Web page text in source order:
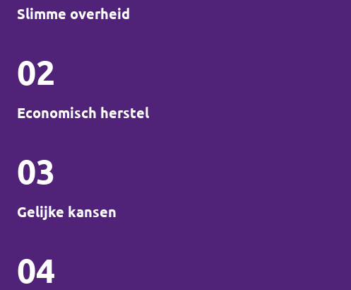
Slimme overheid
02
Economisch herstel
03
Gelijke kansen
04